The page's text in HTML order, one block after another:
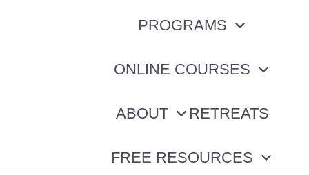
PROGRAMS
ONLINE COURSES
ABOUT RETREATS
FREE RESOURCES